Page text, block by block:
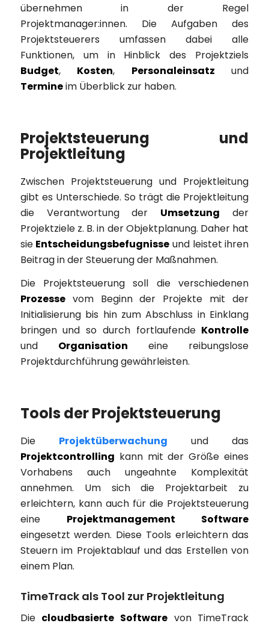
übernehmen in der Regel
Projektmanager:innen. Die Aufgaben des
Projektsteuerers umfassen dabei alle
Funktionen, um in Hinblick des Projektziels
Budget, Kosten, Personaleinsatz und
Termineim Überblick zur haben.
Projektsteuerung und
Projektleitung
Zwischen Projektsteuerung und Projektleitung
gibt es Unterschiede. So trägt die Projektleitung
die Verantwortung der Umsetzung der
Projektziele z. B. in der Objektplanung. Daher hat
sie Entscheidungsbefugnisse und leistet ihren
Beitrag in der Steuerung der Maßnahmen.
Die Projektsteuerung soll die verschiedenen
Prozessevom Beginn der Projekte mit der
Initialisierung bis hin zum Abschluss in Einklang
bringen und so durch fortlaufende Kontrolle
und Organisation eine reibungslose
Projektdurchführung gewährleisten.
Tools der Projektsteuerung
Die Projektüberwachung und das
Projektcontrolling kann mit der Größe eines
Vorhabens auch ungeahnte Komplexität
annehmen. Um sich die Projektarbeit zu
erleichtern, kann auch für die Projektsteuerung
eine Projektmanagement Software
eingesetzt werden. Diese Tools erleichtern das
Steuern im Projektablauf und das Erstellen von
einem Plan.
TimeTrack als Tool zur Projektleitung
Die cloudbasierte Software von TimeTrack